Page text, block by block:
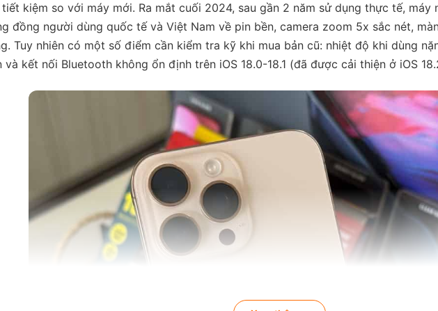
kiệm so với máy mới. Ra mắt cuối 2024, sau gần 2 năm sử dụng thực tế, máy
đồng người dùng quốc tế và Việt Nam về pin bền, camera zoom 5x sắc nét,
Tuy nhiên có một số điểm cần kiểm tra kỹ khi mua bản cũ: nhiệt độ khi dùng
và kết nối Bluetooth không ổn định trên iOS 18.0-18.1 (đã được cải thiện ở iOS